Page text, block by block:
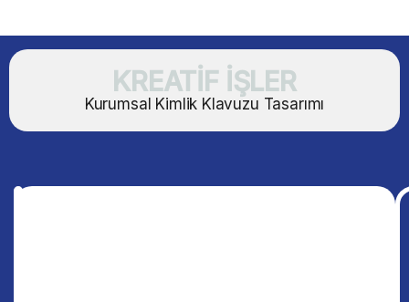
KREATİF İŞLER
Kurumsal Kimlik Klavuzu Tasarımı